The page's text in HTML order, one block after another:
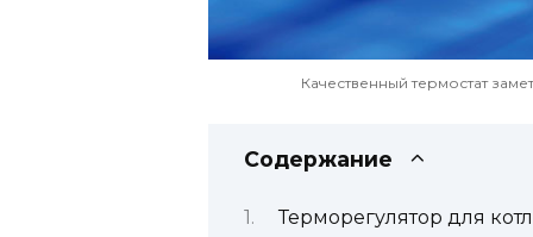
Качественный термостат
Содержание
Терморегулятор для